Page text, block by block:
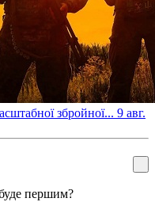
збройної... 9 авг.
першим?